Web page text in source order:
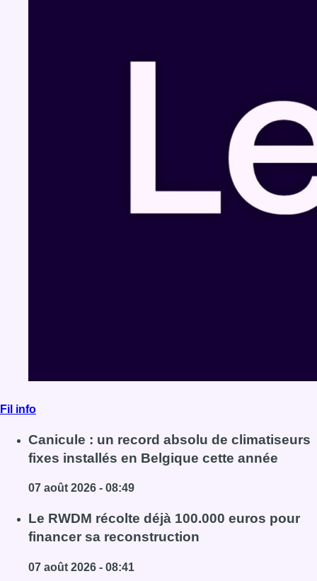
Fil info
Canicule : un record absolu de climatiseurs
fixes installés en Belgique cette année
07 août 2026 - 08:49
Lire l'article Canicule : un record absolu de
Le RWDM récolte déjà 100.000 euros pour
financer sa reconstruction
07 août 2026 - 08:41